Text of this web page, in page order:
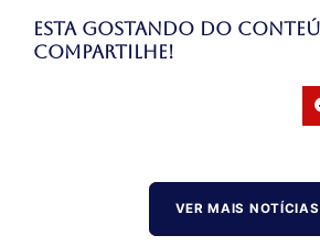
Esta gostando do
Compartilhe!
VER MAIS NOTÍCIAS